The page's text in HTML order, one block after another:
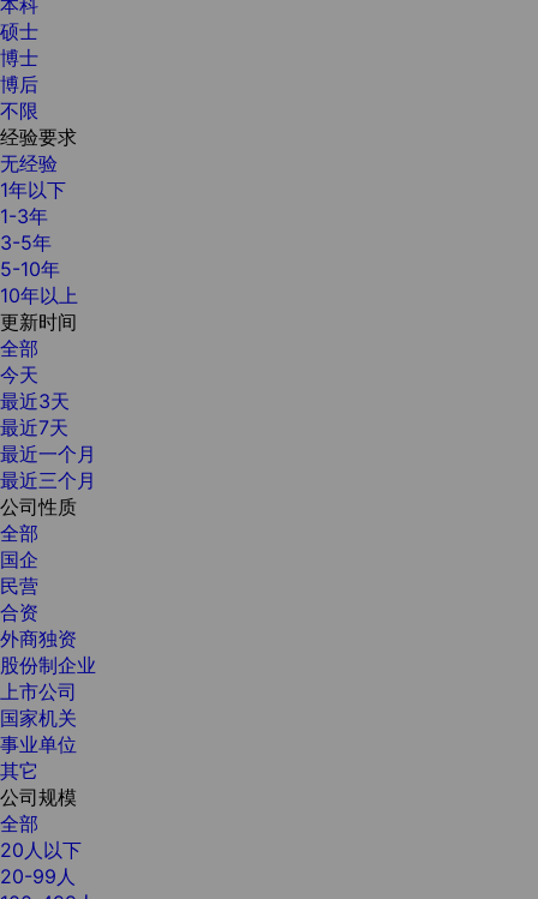
硕士
博士
博后
不限
经验要求
无经验
1年以下
1-3年
3-5年
5-10年
10年以上
更新时间
全部
今天
最近3天
最近7天
最近一个月
最近三个月
公司性质
全部
国企
民营
合资
外商独资
股份制企业
上市公司
国家机关
事业单位
其它
公司规模
全部
20人以下
20-99人